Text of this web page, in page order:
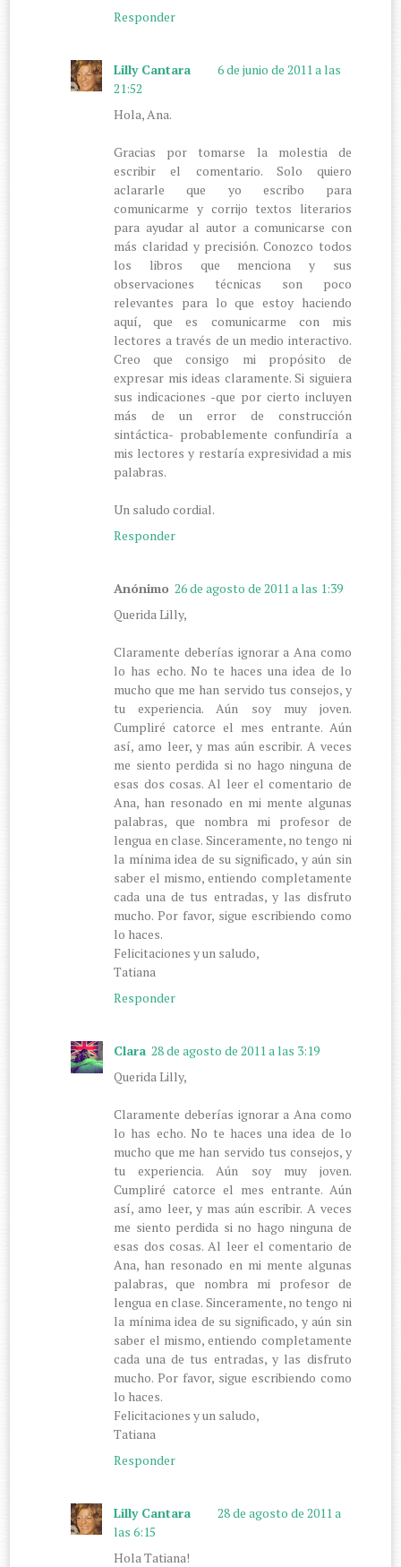
Responder
Lilly Cantara
6 de junio de 2011 a las
21:52
Hola, Ana.
Gracias por tomarse la molestia de
escribir el comentario. Solo quiero
aclararle que yo escribo para
comunicarme y corrijo textos literarios
para ayudar al autor a comunicarse con
más claridad y precisión. Conozco todos
los libros que menciona y sus
observaciones técnicas son poco
relevantes para lo que estoy haciendo
aquí, que es comunicarme con mis
lectores a través de un medio interactivo.
Creo que consigo mi propósito de
expresar mis ideas claramente. Si siguiera
sus indicaciones -que por cierto incluyen
más de un error de construcción
sintáctica- probablemente confundiría a
mis lectores y restaría expresividad a mis
palabras.
Un saludo cordial.
Responder
Anónimo 26 de agosto de 2011 a las 1:39
Querida Lilly,
Claramente deberías ignorar a Ana como
lo has echo. No te haces una idea de lo
mucho que me han servido tus consejos, y
tu experiencia. Aún soy muy joven.
Cumpliré catorce el mes entrante. Aún
así, amo leer, y mas aún escribir. A veces
me siento perdida si no hago ninguna de
esas dos cosas. Al leer el comentario de
Ana, han resonado en mi mente algunas
palabras, que nombra mi profesor de
lengua en clase. Sinceramente, no tengo ni
la mínima idea de su significado, y aún sin
saber el mismo, entiendo completamente
cada una de tus entradas, y las disfruto
mucho. Por favor, sigue escribiendo como
lo haces.
Felicitaciones y un saludo,
Tatiana
Responder
Clara 28 de agosto de 2011 a las 3:19
Querida Lilly,
Claramente deberías ignorar a Ana como
lo has echo. No te haces una idea de lo
mucho que me han servido tus consejos, y
tu experiencia. Aún soy muy joven.
Cumpliré catorce el mes entrante. Aún
así, amo leer, y mas aún escribir. A veces
me siento perdida si no hago ninguna de
esas dos cosas. Al leer el comentario de
Ana, han resonado en mi mente algunas
palabras, que nombra mi profesor de
lengua en clase. Sinceramente, no tengo ni
la mínima idea de su significado, y aún sin
saber el mismo, entiendo completamente
cada una de tus entradas, y las disfruto
mucho. Por favor, sigue escribiendo como
lo haces.
Felicitaciones y un saludo,
Tatiana
Responder
Lilly Cantara
28 de agosto de 2011 a
las 6:15
Hola Tatiana!